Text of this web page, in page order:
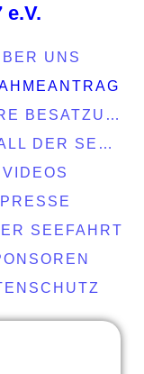
e.V.
UNS
UNSERE BESATZUNG
INT. BALL DER SEEFAHRT 2022
VIDEOS
PRESSE
SEEFAHRT